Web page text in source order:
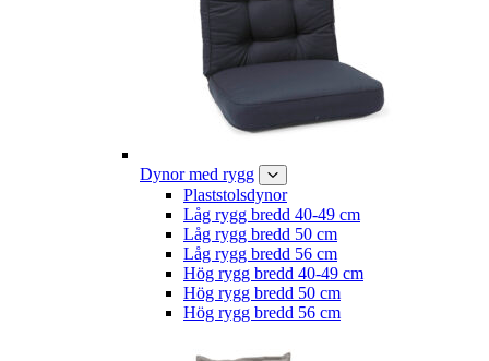
Dynor med rygg
Plaststolsdynor
Låg rygg bredd 40-49 cm
Låg rygg bredd 50 cm
Låg rygg bredd 56 cm
Hög rygg bredd 40-49 cm
Hög rygg bredd 50 cm
Hög rygg bredd 56 cm